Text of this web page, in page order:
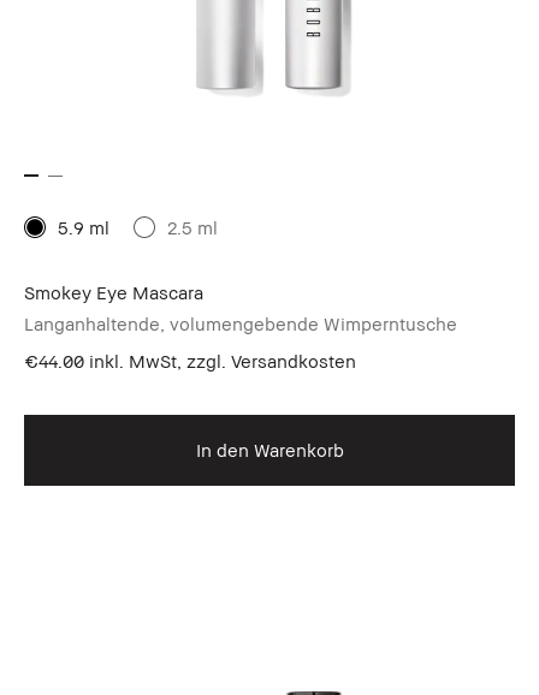
5.9 ml 2.5 ml
Smokey Eye Mascara
Langanhaltende, volumengebende Wimperntusche
€44.00 inkl. MwSt, zzgl. Versandkosten
In den Warenkorb